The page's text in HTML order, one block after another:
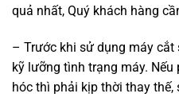
quả nhất, Quý khách hàng
– Trước khi sử dụng máy
kỹ lưỡng tình trạng máy.
hóc thì phải kịp thời thay thế,